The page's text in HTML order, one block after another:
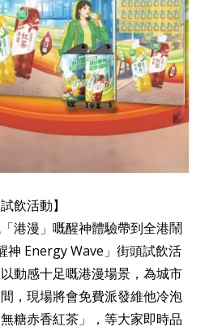
飲活動】
港漫」嘅醒神體驗帶到全港鬧
神 Energy Wave」街頭試飲活
動感十足嘅港漫場景，為城市
，現場將會免費派發維他冷泡
糖赤香紅茶」，等大家即時品